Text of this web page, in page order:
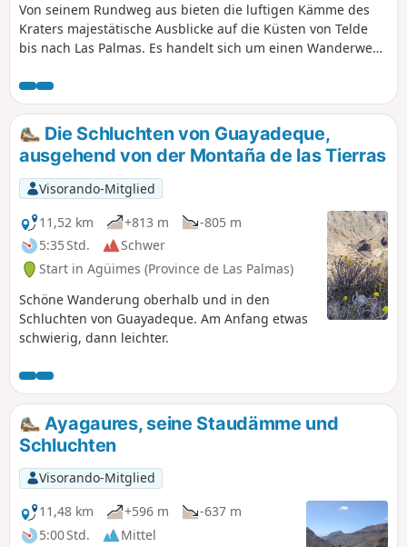
Von seinem Rundweg aus bieten die luftigen Kämme des
Kraters majestätische Ausblicke auf die Küsten von Telde
bis nach Las Palmas. Es handelt sich um einen Wanderweg
Mirador Bandama erfolgt, da er in das Innere einer
phreatomagmatischen Caldera mit Spuren indigener
Besiedlung führt. Das Betreten der Caldera ermöglicht ein
ganz besonderes, traumhaftes Erlebnis, da dort völlige
Abgeschiedenheit herrscht, die zum Nachdenken anregt.
Die Schluchten von Guayadeque,
ausgehend von der Montaña de las Tierras
Visorando-Mitglied
11,52 km
+813 m
-805 m
5:35 Std.
Schwer
Start in Agüimes (Province de Las Palmas)
Schöne Wanderung oberhalb und in den
Schluchten von Guayadeque. Am Anfang etwas
schwierig, dann leichter.
Ayagaures, seine Staudämme und
Schluchten
Visorando-Mitglied
11,48 km
+596 m
-637 m
5:00 Std.
Mittel